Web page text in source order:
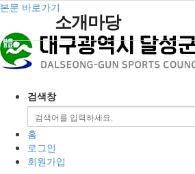
본문 바로가기
검색창
홈
로그인
회원가입
소개마당
인사말
조직도
임원현황
경영공시